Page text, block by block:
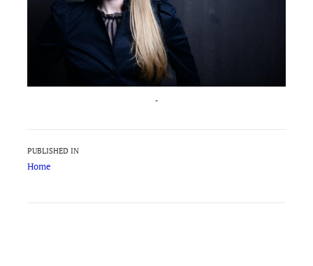
-
Beitragsnavigation
PUBLISHED IN
Home